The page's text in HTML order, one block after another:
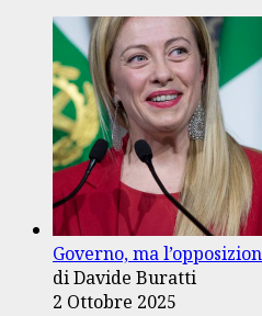
Governo, ma
di Davide Buratti
2 Ottobre 2025